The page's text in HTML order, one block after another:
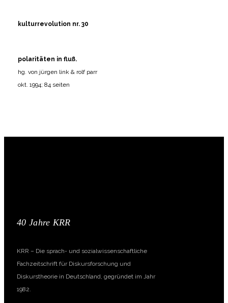
kulturrevolution nr. 30
polaritäten in fluß.
hg. von jürgen link & rolf parr
okt. 1994; 84 seiten
40 Jahre KRR
KRR – Die sprach- und sozialwissenschaftliche
Fachzeitschrift für Diskursforschung und
Diskurstheorie in Deutschland, gegründet im Jahr
1982.